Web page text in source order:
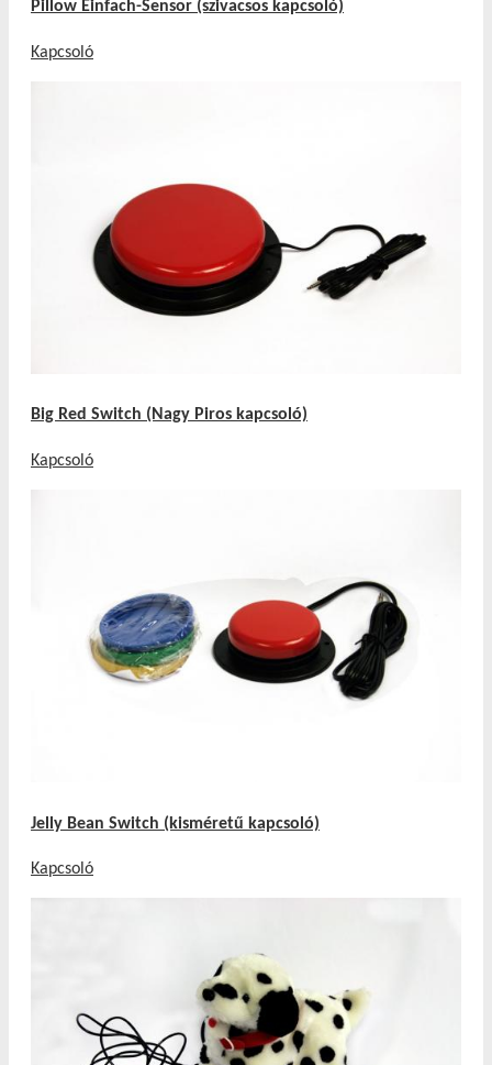
Pillow Einfach-Sensor (szivacsos kapcsoló)
Kapcsoló
Big Red Switch (Nagy Piros kapcsoló)
Kapcsoló
Jelly Bean Switch (kisméretű kapcsoló)
Kapcsoló